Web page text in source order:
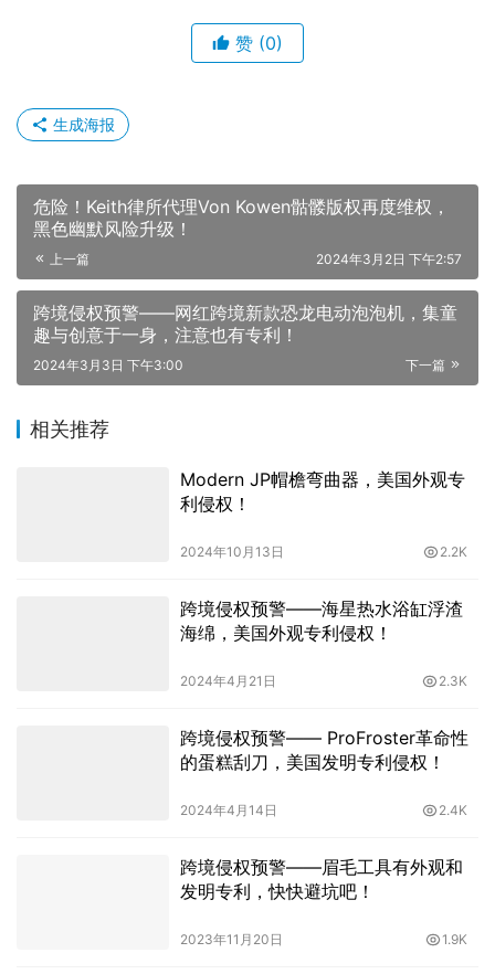
赞 (0)
生成海报
危险！Keith律所代理Von Kowen骷髅版权再度维权，
黑色幽默风险升级！
上一篇 2024年3月2日 下午2:57
跨境侵权预警——网红跨境新款恐龙电动泡泡机，集童
趣与创意于一身，注意也有专利！
下一篇
2024年3月3日 下午3:00
相关推荐
Modern JP帽檐弯曲器，美国外观专
利侵权！
2024年10月13日 2.2K
跨境侵权预警——海星热水浴缸浮渣
海绵，美国外观专利侵权！
2024年4月21日 2.3K
跨境侵权预警—— ProFroster革命性
的蛋糕刮刀，美国发明专利侵权！
2024年4月14日 2.4K
跨境侵权预警——眉毛工具有外观和
发明专利，快快避坑吧！
2023年11月20日 1.9K